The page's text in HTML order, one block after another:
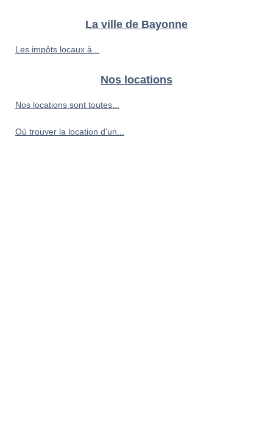
La ville de Bayonne
Les impôts locaux à...
Nos locations
Nos locations sont toutes...
Où trouver la location d'un...